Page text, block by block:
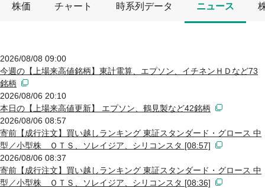
株価 チャート 時系列データ ニュース
2026/08/08 09:00
今週の【上場来高値銘柄】東計電算、エプソン、イチネンＨＤなど73
銘柄
2026/08/06 20:10
本日の【上場来高値更新】 エプソン、鶴見製など42銘柄
2026/08/06 08:57
寄前【成行注文】買い越しランキング 東証スタンダード・グロース 中
型／小型株 ＯＴＳ、ソレイジア、シリコンスタ [08:57]
2026/08/06 08:37
寄前【成行注文】買い越しランキング 東証スタンダード・グロース 中
型／小型株 ＯＴＳ、ソレイジア、シリコンスタ [08:36]